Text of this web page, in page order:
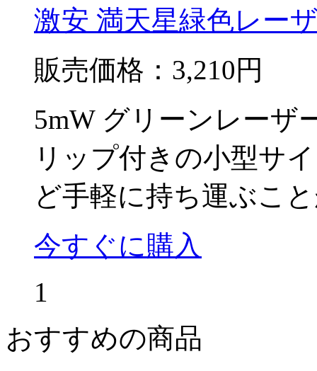
激安 満天星緑色レー
販売価格： 3,210円
5mW グリーンレーザ
リップ付きの小型サ
ど手軽に持ち運ぶこ
今すぐに購入
1
おすすめの商品